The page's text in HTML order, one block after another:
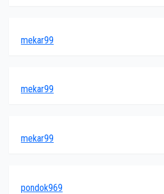
mekar99
mekar99
mekar99
pondok969